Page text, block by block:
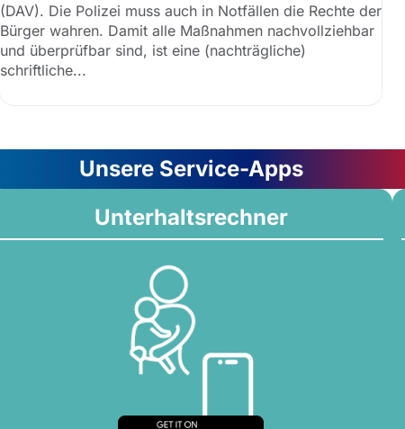
(DAV). Die Polizei muss auch in Notfällen die Rechte der
Bürger wahren. Damit alle Maßnahmen nachvollziehbar
und überprüfbar sind, ist eine (nachträgliche)
schriftliche...
Unsere Service-Apps
Unterhaltsrechner